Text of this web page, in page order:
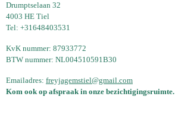
Drumptselaan 32
4003 HE Tiel
Tel: +31648403531
KvK nummer: 87933772
BTW nummer: NL004510591B30
Emailadres: freyjagemstiel@gmail.com
Kom ook op afspraak in onze bezichtigingsruimte.